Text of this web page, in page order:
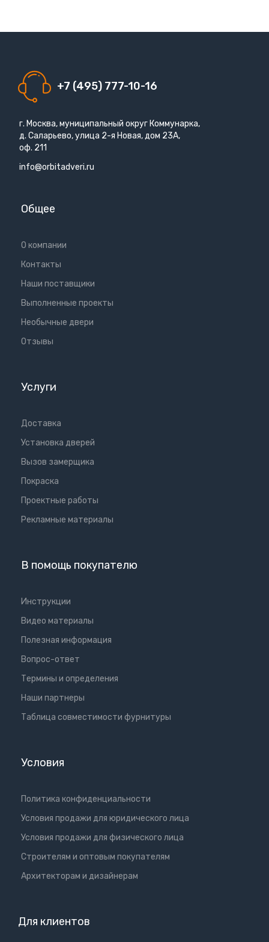
+7 (495) 777-10-16
г. Москва, муниципальный округ Коммунарка,
д. Саларьево, улица 2-я Новая, дом 23А,
оф. 211
info@orbitadveri.ru
Общее
О компании
Контакты
Наши поставщики
Выполненные проекты
Необычные двери
Отзывы
Услуги
Доставка
Установка дверей
Вызов замерщика
Покраска
Проектные работы
Рекламные материалы
В помощь покупателю
Инструкции
Видео материалы
Полезная информация
Вопрос-ответ
Термины и определения
Наши партнеры
Таблица совместимости фурнитуры
Условия
Политика конфиденциальности
Условия продажи для юридического лица
Условия продажи для физического лица
Cтроителям и оптовым покупателям
Aрхитекторам и дизайнерам
Для клиентов